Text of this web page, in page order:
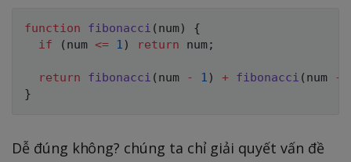
function fibonacci ( num)
{
if
( num <= 1 ) return num;
return fibonacci ( num - 1 ) + fibonacci ( num -
}
Dễ đúng không? chúng ta chỉ giải quyết vấn đề